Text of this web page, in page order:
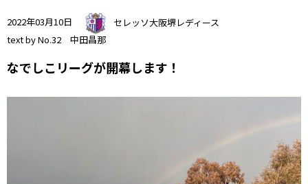
2022年03月10日
セレッソ大阪堺レディース
text by No.32 中田昌那
なでしこリーグが開幕します！